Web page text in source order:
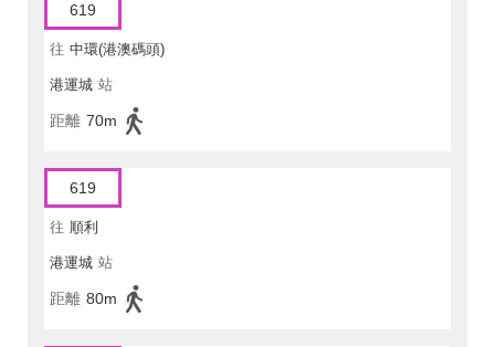
619
往 中環(港澳碼頭)
港運城 站
距離 70m
619
往 順利
港運城 站
距離 80m